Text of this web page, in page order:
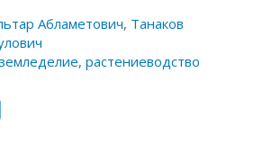
Абламетович, Танаков
растениеводство